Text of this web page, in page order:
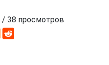
/ 38 просмотров